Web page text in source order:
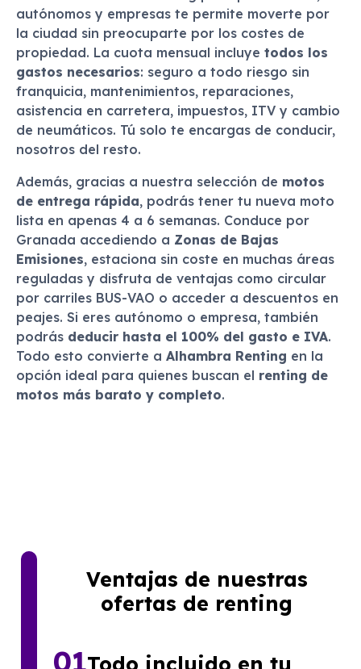
autónomos y empresas te permite moverte por
la ciudad sin preocuparte por los costes de
propiedad. La cuota mensual incluye todos los
gastos necesarios: seguro a todo riesgo sin
franquicia, mantenimientos, reparaciones,
asistencia en carretera, impuestos, ITV y cambio
de neumáticos. Tú solo te encargas de conducir,
nosotros del resto.
Además, gracias a nuestra selección de motos
de entrega rápida, podrás tener tu nueva moto
lista en apenas 4 a 6 semanas. Conduce por
Granada accediendo a Zonas de Bajas
Emisiones, estaciona sin coste en muchas áreas
reguladas y disfruta de ventajas como circular
por carriles BUS-VAO o acceder a descuentos en
peajes. Si eres autónomo o empresa, también
podrás deducir hasta el 100% del gasto e IVA.
Todo esto convierte a Alhambra Renting en la
opción ideal para quienes buscan el renting de
motos más barato y completo.
Ventajas de nuestras
ofertas de renting
01Todo incluido en tu